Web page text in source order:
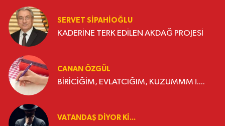
SERVET SİPAHİOĞLU
KADERİNE TERK EDİLEN AKDAĞ PROJESİ
CANAN ÖZGÜL
BİRİCİĞİM, EVLATCIĞIM, KUZUMMM !....
VATANDAŞ DIYOR KI...